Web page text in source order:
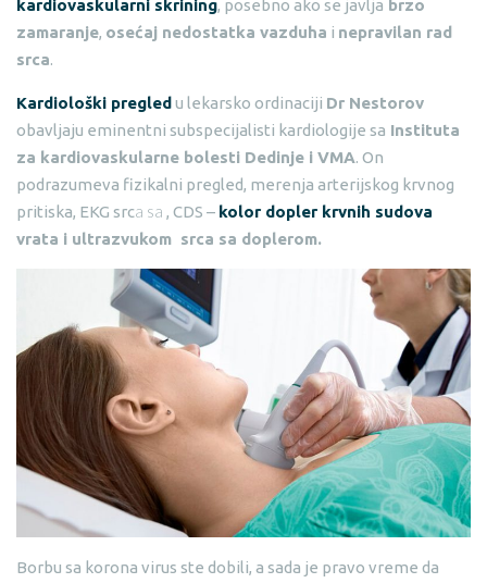
kardiovaskularni skrining, posebno ako se javlja brzo
zamaranje, osećaj nedostatka vazduha i nepravilan rad
srca.
Kardiološki pregledu lekarsko ordinaciji Dr Nestorov
obavljaju eminentni subspecijalisti kardiologije sa Instituta
za kardiovaskularne bolesti Dedinje i VMA. On
podrazumeva fizikalni pregled, merenja arterijskog krvnog
pritiska, EKG srca sa , CDS – kolor dopler krvnih sudova
vrata i ultrazvukom srca sa doplerom.
Borbu sa korona virus ste dobili, a sada je pravo vreme da